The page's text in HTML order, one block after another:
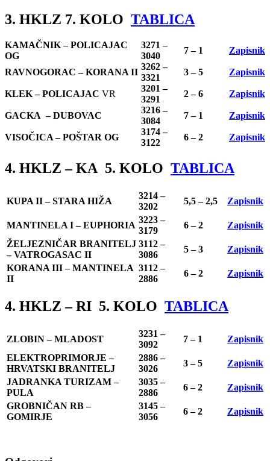
3. HKLZ 7. KOLO TABLICA
KAMAČNIK – POLICAJAC
OG
3271 –
3040
7 – 1 Zapisnik
RAVNOGORAC – KORANA II
3262 –
3321
3 – 5 Zapisnik
KLEK – POLICAJAC VR
3201 –
3291
2 – 6 Zapisnik
GACKA – DUBOVAC
3216 –
3084
7 – 1 Zapisnik
VISOČICA – POŠTAR OG
3174 –
3122
6 – 2 Zapisnik
4. HKLZ – KA 5. KOLO TABLICA
KUPA II – STARA HIŽA
3214 –
3202
5,5 – 2,5 Zapisnik
MANTINELA I – EUPHORIA
3223 –
3179
6 – 2
Zapisnik
ŽELJEZNIČAR BRANITELJ
– VATROGASAC II
3112 –
3086
5 – 3
Zapisnik
KORANA III – MANTINELA
II
3112 –
2886
6 – 2 Zapisnik
4. HKLZ – RI 5. KOLO TABLICA
ZLOBIN – MLADOST
3231 –
3092
7 – 1
Zapisnik
ELEKTROPRIMORJE –
HRVATSKI BRANITELJ
2886 –
3026
3 – 5
Zapisnik
JADRANKA TURIZAM –
PULA
3035 –
2886
6 – 2
Zapisnik
GROBNIČAN RB –
GOMIRJE
3145 –
3056
6 – 2 Zapisnik